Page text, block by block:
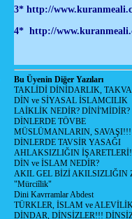
3* http://
4* http://
Bu Üyenin Diğer Yazıları
TAKLİDİ DİNİDARLIK,
DİN ve SİYASAL İSLAMCILIK
LAİKLİK NEDİR? DİNİ'MİDİR?
DİNLERDE TÖVBE
MÜSLÜMANLARIN, SAVAŞI!!!
DİNLERDE TAVSİR YASAĞI
AHLAKSIZLIĞIN
DİN ve İSLAM NEDİR?
AKIL GEL BİZİ AKILSIZLIĞIN
"Mürciîlik"
Dini Kavrramlar Abdest
TÜRKLER, İSLAM ve
DİNDAR, DİNSİZLER!!!